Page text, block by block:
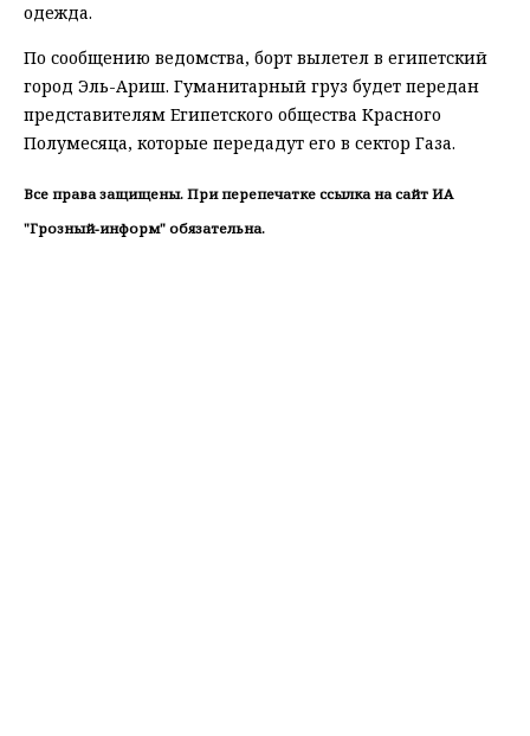
одежда.
По сообщению ведомства, борт вылетел в египетский
город Эль-Ариш. Гуманитарный груз будет передан
представителям Египетского общества Красного
Полумесяца, которые передадут его в сектор Газа.
Все права защищены. При перепечатке ссылка на сайт ИА
"Грозный-информ" обязательна.